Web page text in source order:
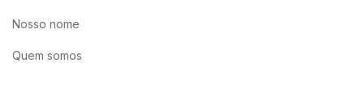
Nosso nome
Quem somos